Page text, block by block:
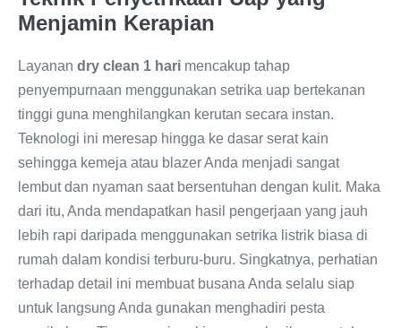
Menjamin Kerapian
Layanan dry clean 1 hari mencakup tahap
penyempurnaan menggunakan setrika uap bertekanan
tinggi guna menghilangkan kerutan secara instan.
Teknologi ini meresap hingga ke dasar serat kain
sehingga kemeja atau blazer Anda menjadi sangat
lembut dan nyaman saat bersentuhan dengan kulit. Maka
dari itu, Anda mendapatkan hasil pengerjaan yang jauh
lebih rapi daripada menggunakan setrika listrik biasa di
rumah dalam kondisi terburu-buru. Singkatnya, perhatian
terhadap detail ini membuat busana Anda selalu siap
untuk langsung Anda gunakan menghadiri pesta